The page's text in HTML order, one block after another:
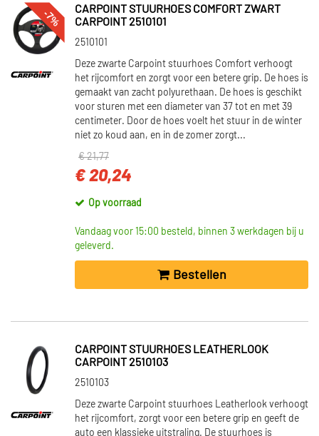
-7%
CARPOINT STUURHOES COMFORT ZWART
CARPOINT 2510101
2510101
Deze zwarte Carpoint stuurhoes Comfort verhoogt
het rijcomfort en zorgt voor een betere grip. De hoes is
gemaakt van zacht polyurethaan. De hoes is geschikt
voor sturen met een diameter van 37 tot en met 39
centimeter. Door de hoes voelt het stuur in de winter
niet zo koud aan, en in de zomer zorgt...
€ 21,77
€ 20,24
Op voorraad
Vandaag voor 15:00 besteld, binnen 3 werkdagen bij u
geleverd.
Bestellen
CARPOINT STUURHOES LEATHERLOOK
CARPOINT 2510103
2510103
Deze zwarte Carpoint stuurhoes Leatherlook verhoogt
het rijcomfort, zorgt voor een betere grip en geeft de
auto een klassieke uitstraling. De stuurhoes is